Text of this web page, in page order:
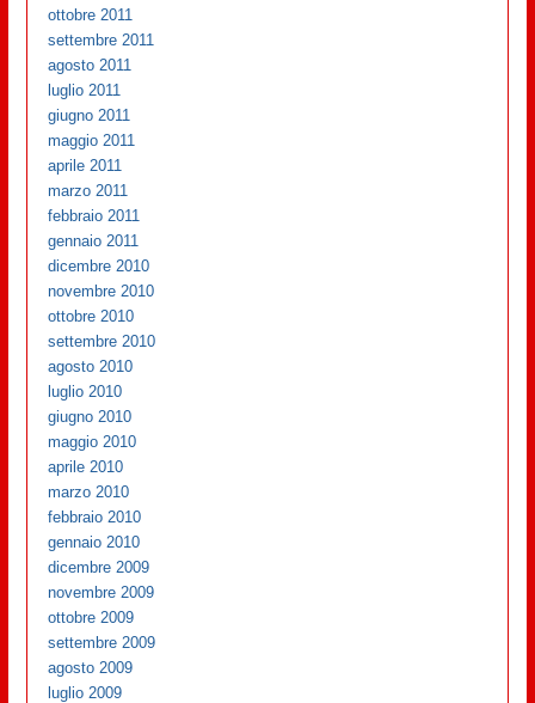
ottobre 2011
settembre 2011
agosto 2011
luglio 2011
giugno 2011
maggio 2011
aprile 2011
marzo 2011
febbraio 2011
gennaio 2011
dicembre 2010
novembre 2010
ottobre 2010
settembre 2010
agosto 2010
luglio 2010
giugno 2010
maggio 2010
aprile 2010
marzo 2010
febbraio 2010
gennaio 2010
dicembre 2009
novembre 2009
ottobre 2009
settembre 2009
agosto 2009
luglio 2009